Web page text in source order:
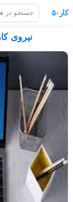
کار۵۰
نیروی